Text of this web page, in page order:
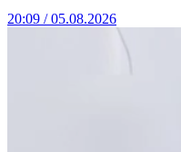
20:09 / 05.08.2026